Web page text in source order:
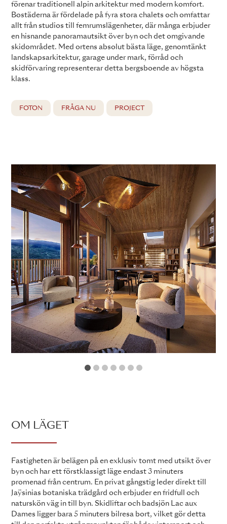
förenar traditionell alpin arkitektur med modern komfort.
Bostäderna är fördelade på fyra stora chalets och omfattar
allt från studios till femrumslägenheter, där många erbjuder
en hisnande panoramautsikt över byn och det omgivande
skidområdet. Med ortens absolut bästa läge, genomtänkt
landskapsarkitektur, garage under mark, förråd och
skidförvaring representerar detta bergsboende av högsta
klass.
FOTON FRÅGA NU PROJECT
1 2 3 4
OM LÄGET
Fastigheten är belägen på en exklusiv tomt med utsikt över
byn och har ett förstklassigt läge endast 3 minuters
promenad från centrum. En privat gångstig leder direkt till
Jaÿsinias botaniska trädgård och erbjuder en fridfull och
naturskön väg in till byn. Skidliftar och badsjön Lac aux
Dames ligger bara 5 minuters bilresa bort, vilket gör detta